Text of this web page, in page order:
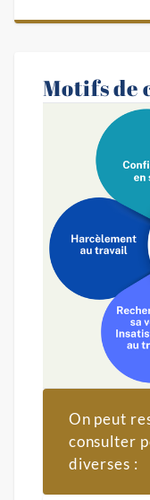
Motifs de
On peut
consulter
diverses :